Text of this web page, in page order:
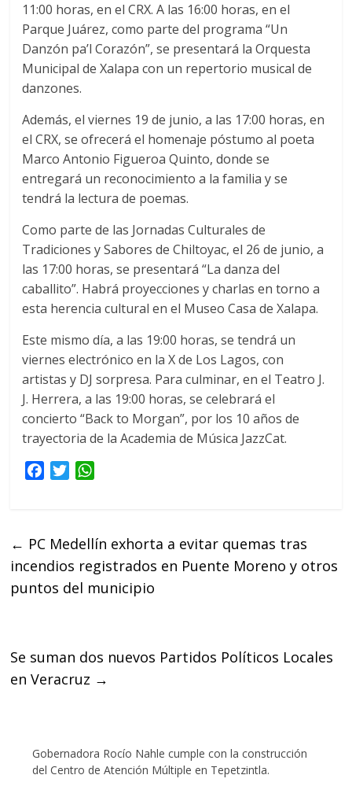
11:00 horas, en el CRX. A las 16:00 horas, en el
Parque Juárez, como parte del programa “Un
Danzón pa’l Corazón”, se presentará la Orquesta
Municipal de Xalapa con un repertorio musical de
danzones.
Además, el viernes 19 de junio, a las 17:00 horas, en
el CRX, se ofrecerá el homenaje póstumo al poeta
Marco Antonio Figueroa Quinto, donde se
entregará un reconocimiento a la familia y se
tendrá la lectura de poemas.
Como parte de las Jornadas Culturales de
Tradiciones y Sabores de Chiltoyac, el 26 de junio, a
las 17:00 horas, se presentará “La danza del
caballito”. Habrá proyecciones y charlas en torno a
esta herencia cultural en el Museo Casa de Xalapa.
Este mismo día, a las 19:00 horas, se tendrá un
viernes electrónico en la X de Los Lagos, con
artistas y DJ sorpresa. Para culminar, en el Teatro J.
J. Herrera, a las 19:00 horas, se celebrará el
concierto “Back to Morgan”, por los 10 años de
trayectoria de la Academia de Música JazzCat.
b
o
o
T
t
e
r
s
A
p
← PC Medellín exhorta a evitar quemas tras
incendios registrados en Puente Moreno y otros
puntos del municipio
Se suman dos nuevos Partidos Políticos Locales
en Veracruz →
Gobernadora Rocío Nahle cumple con la construcción
del Centro de Atención Múltiple en Tepetzintla.